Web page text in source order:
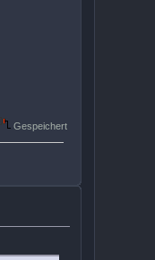
Gespeichert